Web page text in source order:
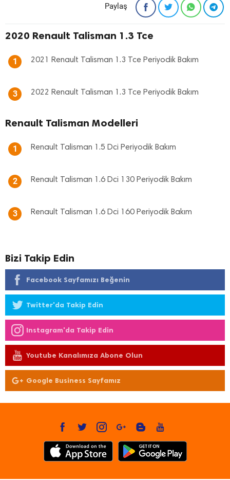
Paylaş
2020 Renault Talisman 1.3 Tce
1 2021 Renault Talisman 1.3 Tce Periyodik Bakım
3 2022 Renault Talisman 1.3 Tce Periyodik Bakım
Renault Talisman Modelleri
1 Renault Talisman 1.5 Dci Periyodik Bakım
2 Renault Talisman 1.6 Dci 130 Periyodik Bakım
3 Renault Talisman 1.6 Dci 160 Periyodik Bakım
Bizi Takip Edin
Facebook Sayfamızı Beğenin
Twitter'da Takip Edin
Instagram'da Takip Edin
Youtube Kanalımıza Abone Olun
Google Business Sayfamız